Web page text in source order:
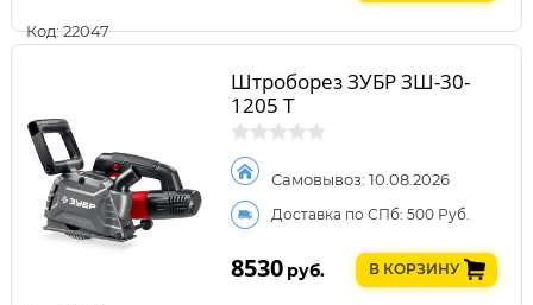
Код: 22047
Штроборез ЗУБР ЗШ-30-
1205 Т
Самовывоз: 10.08.2026
Доставка по СПб: 500 Руб.
8530 руб. В КОРЗИНУ